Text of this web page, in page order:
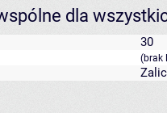
dla
30
(brak